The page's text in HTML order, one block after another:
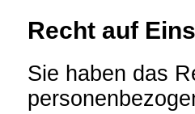
Recht auf
Sie haben das